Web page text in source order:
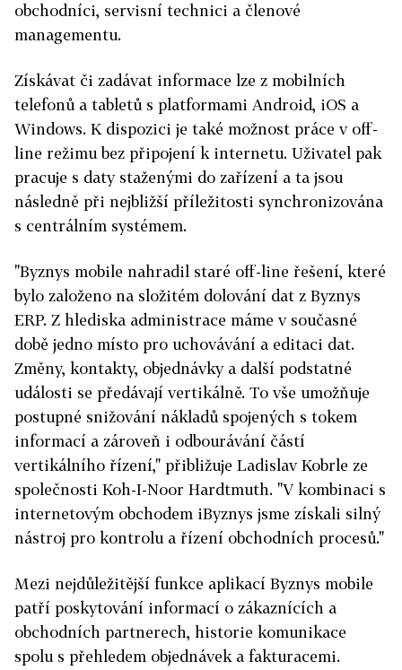
obchodníci, servisní technici a členové
managementu.
Získávat či zadávat informace lze z mobilních
telefonů a tabletů s platformami Android, iOS a
Windows. K dispozici je také možnost práce v off-
line režimu bez připojení k internetu. Uživatel pak
pracuje s daty staženými do zařízení a ta jsou
následně při nejbližší příležitosti synchronizována
s centrálním systémem.
"Byznys mobile nahradil staré off-line řešení, které
bylo založeno na složitém dolování dat z Byznys
ERP. Z hlediska administrace máme v současné
době jedno místo pro uchovávání a editaci dat.
Změny, kontakty, objednávky a další podstatné
události se předávají vertikálně. To vše umožňuje
postupné snižování nákladů spojených s tokem
informací a zároveň i odbourávání částí
vertikálního řízení," přibližuje Ladislav Kobrle ze
společnosti Koh-I-Noor Hardtmuth. "V kombinaci s
internetovým obchodem iByznys jsme získali silný
nástroj pro kontrolu a řízení obchodních procesů."
Mezi nejdůležitější funkce aplikací Byznys mobile
patří poskytování informací o zákaznících a
obchodních partnerech, historie komunikace
spolu s přehledem objednávek a fakturacemi.